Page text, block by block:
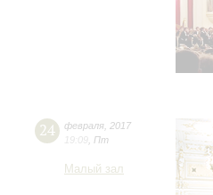
24 февраля 2017
19:09
Пт
Малый зал